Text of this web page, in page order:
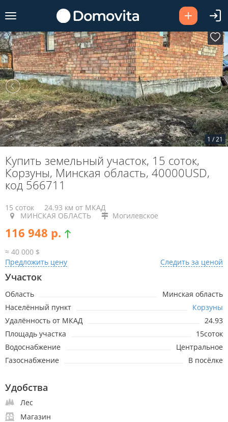
1 /21
Купить земельный участок, 15 соток,
Корзуны, Минская область, 40000USD,
код 566711
15 соток
24.93 км от МКАД
МИНСКАЯ ОБЛАСТЬ
Могилевское
116 948 р.
28.01.2025 87 711р.
6.12.2024
11.09.2024
14.08.2024
4.07.2024
≈ 40 000 $
Предложить цену
Следить за ценой
Участок
Область
Минская область
Населённый пункт
Корзуны
Удалённость от МКАД
24.93
Площадь участка
15соток
Водоснабжение
Центральное
Газоснабжение
В посёлке
Удобства
Лес
Магазин